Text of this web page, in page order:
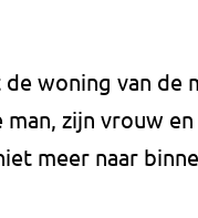
woning van de
man, zijn vrouw
meer naar